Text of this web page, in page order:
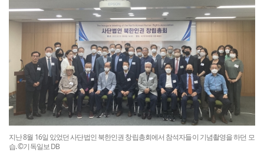
지난 8월 16일 있었던 사단법인 북한인권 창립총회에서 참석자들이 기념촬영을 하던 모
습. ©기독일보 DB